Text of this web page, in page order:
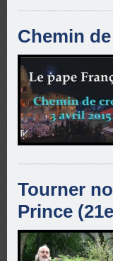
Chemin
Tourner
Prince